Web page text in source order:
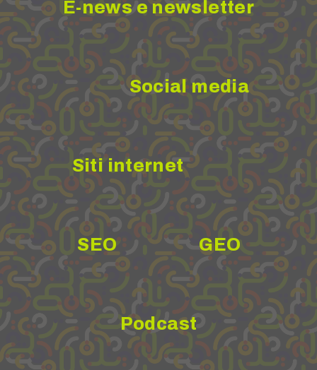
E-news e newsletter
Siti internet
GEO
SEO
Social media
Podcast